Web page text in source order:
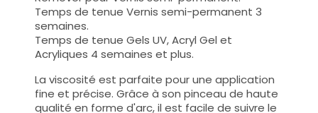
Temps de tenue Vernis semi-permanent 3
semaines.
Temps de tenue Gels UV, Acryl Gel et
Acryliques 4 semaines et plus.
La viscosité est parfaite pour une application
fine et précise. Grâce à son pinceau de haute
qualité en forme d'arc, il est facile de suivre le